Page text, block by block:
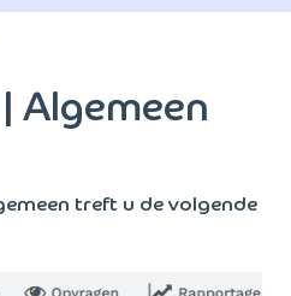
Algemeen
treft u de volgende